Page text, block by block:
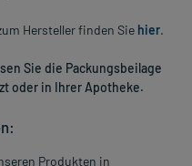
Hersteller finden Sie hier.
Sie die Packungsbeilage
oder in Ihrer Apotheke.
Produkten in